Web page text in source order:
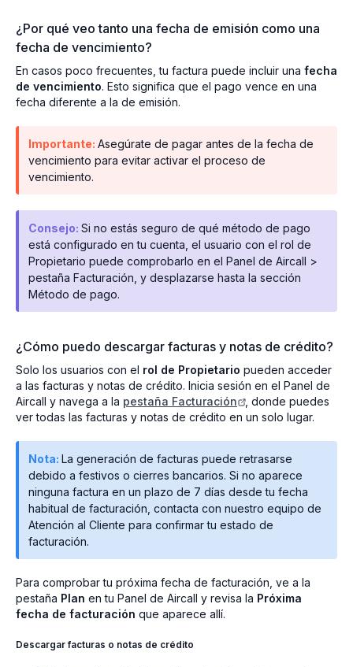
¿Por qué veo tanto una fecha de emisión como una
fecha de vencimiento?
En casos poco frecuentes, tu factura puede incluir una fecha
de vencimiento. Esto significa que el pago vence en una
fecha diferente a la de emisión.
Importante: Asegúrate de pagar antes de la fecha de
vencimiento para evitar activar el proceso de
vencimiento.
Consejo: Si no estás seguro de qué método de pago
está configurado en tu cuenta, el usuario con el rol de
Propietario puede comprobarlo en el Panel de Aircall >
pestaña Facturación, y desplazarse hasta la sección
Método de pago.
¿Cómo puedo descargar facturas y notas de crédito?
Solo los usuarios con el rol de Propietario pueden acceder
a las facturas y notas de crédito. Inicia sesión en el Panel de
Aircall y navega a la pestaña Facturación
, donde puedes
ver todas las facturas y notas de crédito en un solo lugar.
Nota: La generación de facturas puede retrasarse
debido a festivos o cierres bancarios. Si no aparece
ninguna factura en un plazo de 7 días desde tu fecha
habitual de facturación, contacta con nuestro equipo de
Atención al Cliente para confirmar tu estado de
facturación.
Para comprobar tu próxima fecha de facturación, ve a la
pestaña Plan en tu Panel de Aircall y revisa la Próxima
fecha de facturación que aparece allí.
Descargar facturas o notas de crédito